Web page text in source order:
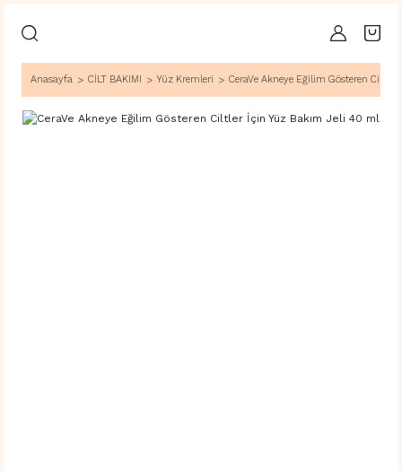
Anasayfa CİLT BAKIMI Yüz Kremleri CeraVe Akneye Eğilim Gösteren